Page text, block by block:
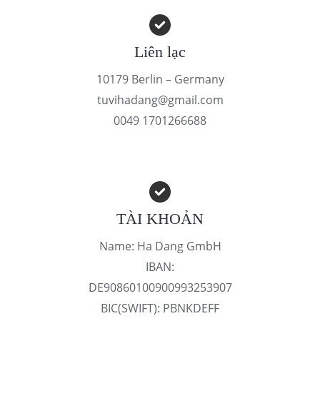
Liên lạc
10179 Berlin – Germany
tuvihadang@gmail.com
0049 1701266688
TÀI KHOẢN
Name: Ha Dang GmbH
IBAN:
DE90860100900993253907
BIC(SWIFT): PBNKDEFF